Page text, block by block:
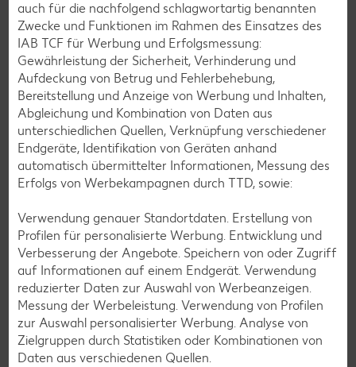
Pfannkuchen-Rezepte
Plätzchen-Rezepte
Smoothie-Rezepte
Bowle-Rezepte
Cocktail-Rezepte
Avocado-Rezepte
Blaubeer-Rezepte
Bananen-Rezepte
Zurück zu allen Rezepten
auch für die nachfolgend schlagwortartig benannten
Zwecke und Funktionen im Rahmen des Einsatzes des
IAB TCF für Werbung und Erfolgsmessung:
Gewährleistung der Sicherheit, Verhinderung und
Aufdeckung von Betrug und Fehlerbehebung,
Bereitstellung und Anzeige von Werbung und Inhalten,
Abgleichung und Kombination von Daten aus
unterschiedlichen Quellen, Verknüpfung verschiedener
Endgeräte, Identifikation von Geräten anhand
automatisch übermittelter Informationen, Messung des
Erfolgs von Werbekampagnen durch TTD, sowie:
Verwendung genauer Standortdaten. Erstellung von
Profilen für personalisierte Werbung. Entwicklung und
Verbesserung der Angebote. Speichern von oder Zugriff
auf Informationen auf einem Endgerät. Verwendung
reduzierter Daten zur Auswahl von Werbeanzeigen.
Messung der Werbeleistung. Verwendung von Profilen
zur Auswahl personalisierter Werbung. Analyse von
Zielgruppen durch Statistiken oder Kombinationen von
Daten aus verschiedenen Quellen.